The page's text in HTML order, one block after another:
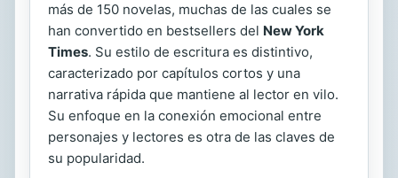
más de 150 novelas, muchas de las cuales se
han convertido en bestsellers del New York
Times. Su estilo de escritura es distintivo,
caracterizado por capítulos cortos y una
narrativa rápida que mantiene al lector en vilo.
Su enfoque en la conexión emocional entre
personajes y lectores es otra de las claves de
su popularidad.